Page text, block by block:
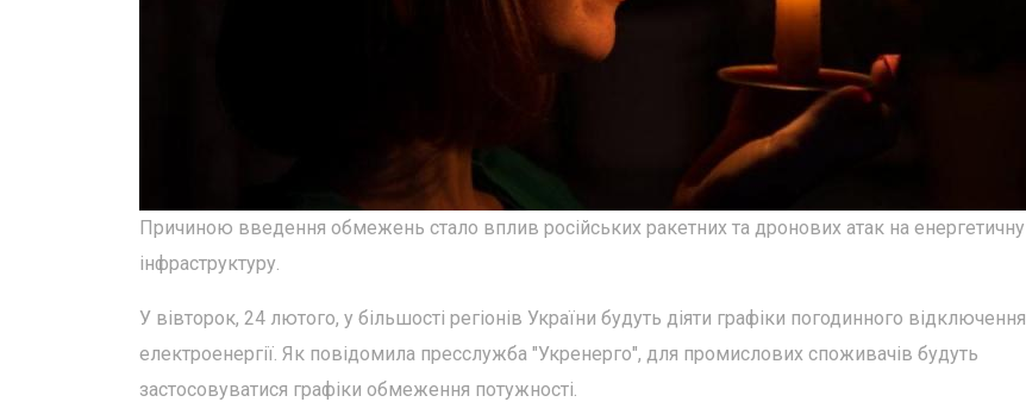
Причиною введення обмежень стало вплив російських ракетних та дронових атак на енергетичну
інфраструктуру.
У вівторок, 24 лютого, у більшості регіонів України будуть діяти графіки погодинного відключення
електроенергії. Як повідомила пресслужба "Укренерго", для промислових споживачів будуть
застосовуватися графіки обмеження потужності.